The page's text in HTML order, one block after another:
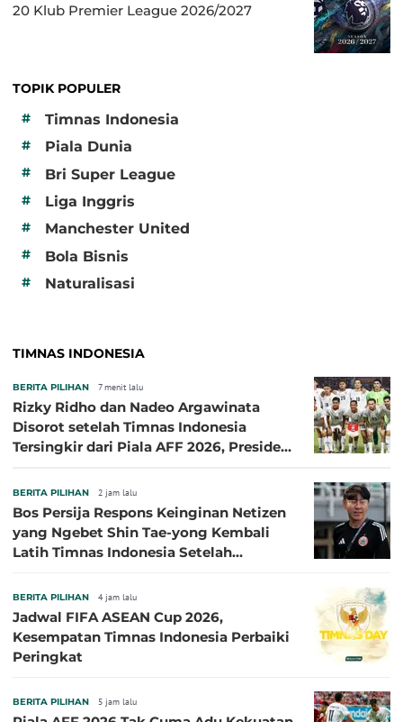
20 Klub Premier League 2026/2027
TOPIK POPULER
#
Timnas Indonesia
# Piala Dunia
# Bri Super League
# Liga Inggris
# Manchester United
# Bola Bisnis
# Naturalisasi
TIMNAS INDONESIA
BERITA PILIHAN 7 menit lalu
Rizky Ridho dan Nadeo Argawinata
Disorot setelah Timnas Indonesia
Tersingkir dari Piala AFF 2026, Presiden
BERITA PILIHAN 2 jam lalu
Bos Persija Respons Keinginan Netizen
yang Ngebet Shin Tae-yong Kembali
Latih Timnas Indonesia Setelah
BERITA PILIHAN 4 jam lalu
Jadwal FIFA ASEAN Cup 2026,
Kesempatan Timnas Indonesia Perbaiki
Peringkat
BERITA PILIHAN 5 jam lalu